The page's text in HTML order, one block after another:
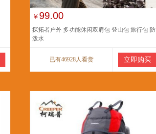
￥ 99.00
探拓者户外 多功能休闲双肩包 登山包 旅行包 防
泼水
已有46928人看货 立即购买